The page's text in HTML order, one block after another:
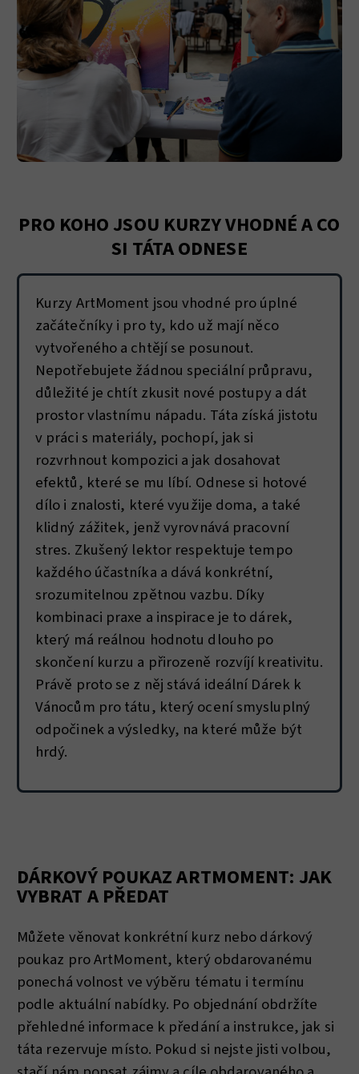
PRO KOHO JSOU KURZY VHODNÉ A CO
SI TÁTA ODNESE
Kurzy ArtMoment jsou vhodné pro úplné
začátečníky i pro ty, kdo už mají něco
vytvořeného a chtějí se posunout.
Nepotřebujete žádnou speciální průpravu,
důležité je chtít zkusit nové postupy a dát
prostor vlastnímu nápadu. Táta získá jistotu
v práci s materiály, pochopí, jak si
rozvrhnout kompozici a jak dosahovat
efektů, které se mu líbí. Odnese si hotové
dílo i znalosti, které využije doma, a také
klidný zážitek, jenž vyrovnává pracovní
stres. Zkušený lektor respektuje tempo
každého účastníka a dává konkrétní,
srozumitelnou zpětnou vazbu. Díky
kombinaci praxe a inspirace je to dárek,
který má reálnou hodnotu dlouho po
skončení kurzu a přirozeně rozvíjí kreativitu.
Právě proto se z něj stává ideální Dárek k
Vánocům pro tátu, který ocení smysluplný
odpočinek a výsledky, na které může být
hrdý.
DÁRKOVÝ POUKAZ ARTMOMENT: JAK
VYBRAT A PŘEDAT
Můžete věnovat konkrétní kurz nebo dárkový
poukaz pro ArtMoment, který obdarovanému
ponechá volnost ve výběru tématu i termínu
podle aktuální nabídky. Po objednání obdržíte
přehledné informace k předání a instrukce, jak si
táta rezervuje místo. Pokud si nejste jisti volbou,